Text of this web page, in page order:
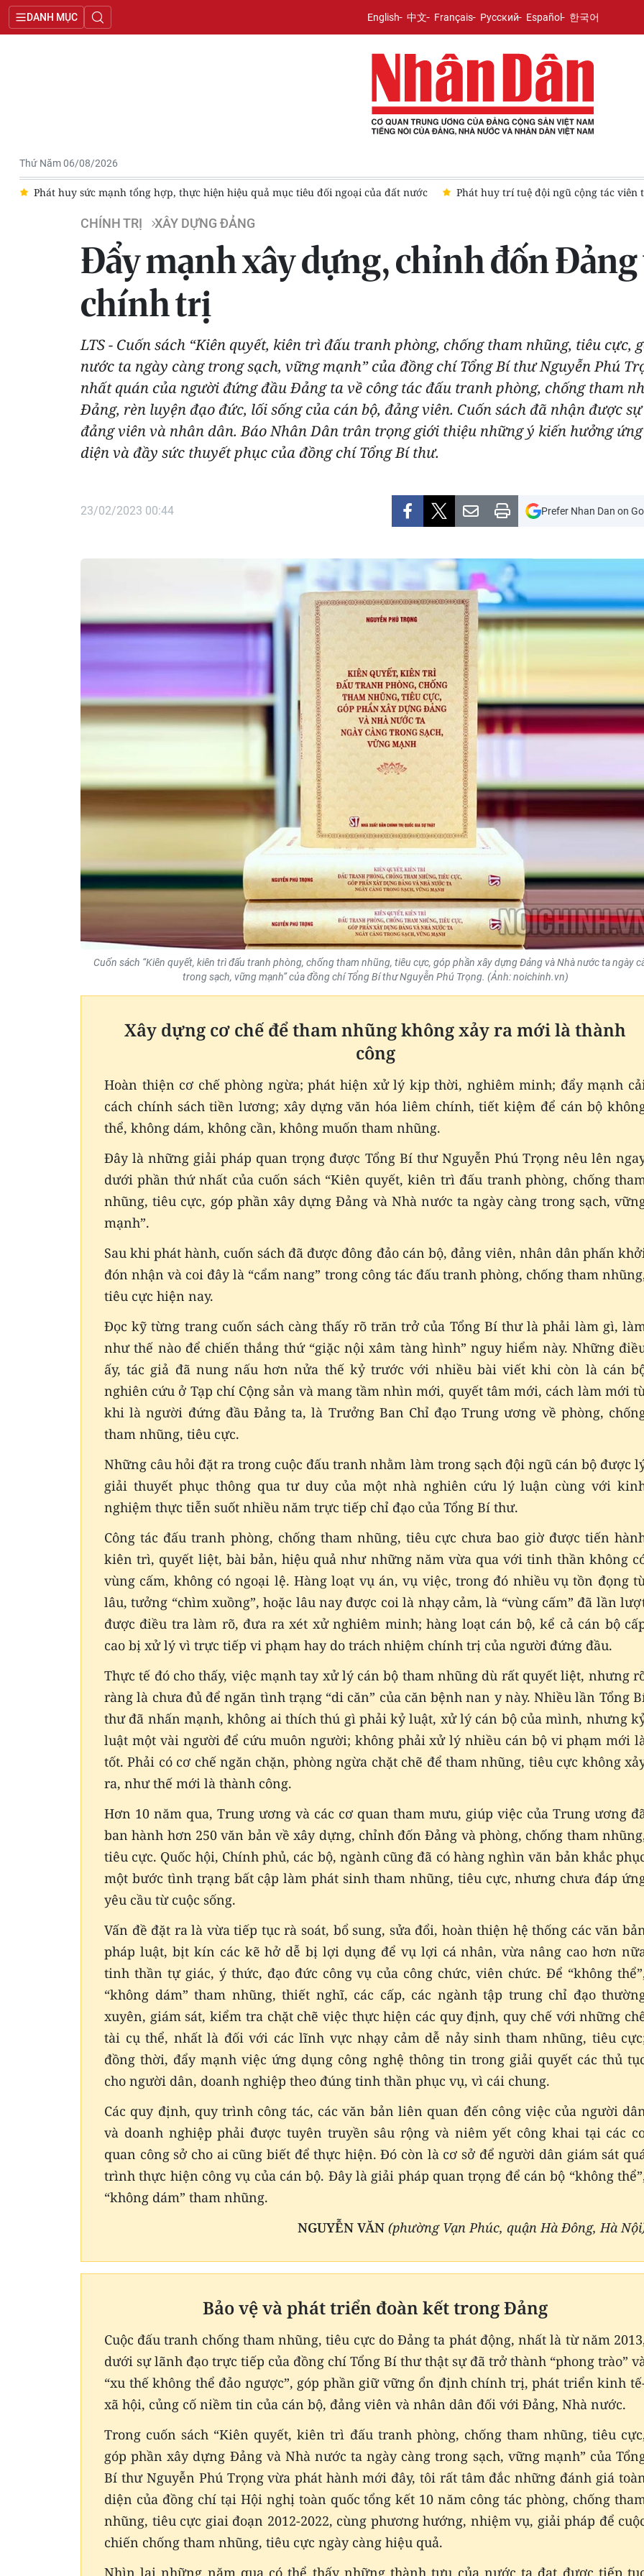
DANH MỤC English 中文 Français Русский Español 한국어
Thứ Năm 06/08/2026
đất nước Phát huy trí tuệ đội ngũ cộng tác viên trong xây dựng Tạp chí Cộng sản Thông báo Kết luận của Tổng Bí
CHÍNH TRỊ XÂY DỰNG ĐẢNG
Đẩy mạnh xây dựng, chỉnh đốn Đảng
chính trị
LTS - Cuốn sách “Kiên quyết, kiên trì đấu tranh phòng, chống tham nhũng, tiêu
nước ta ngày càng trong sạch, vững mạnh” của đồng chí Tổng Bí thư Nguyễn Phú
nhất quán của người đứng đầu Đảng ta về công tác đấu tranh phòng, chống tham
Đảng, rèn luyện đạo đức, lối sống của cán bộ, đảng viên. Cuốn sách đã nhận được
đảng viên và nhân dân. Báo Nhân Dân trân trọng giới thiệu những ý kiến hưởng
diện và đầy sức thuyết phục của đồng chí Tổng Bí thư.
23/02/2023 00:44 Prefer Nhan Dan on
Cuốn sách “Kiên quyết, kiên trì đấu tranh phòng, chống tham nhũng, tiêu cực, góp phần xây dựng Đảng và Nhà nước ta ngày
trong sạch, vững mạnh” của đồng chí Tổng Bí thư Nguyễn Phú Trọng. (Ảnh: noichinh.vn)
Xây dựng cơ chế để tham nhũng không xảy ra mới là thành
công
Hoàn thiện cơ chế phòng ngừa; phát hiện xử lý kịp thời, nghiêm minh; đẩy mạnh
cách chính sách tiền lương; xây dựng văn hóa liêm chính, tiết kiệm để cán bộ
thể, không dám, không cần, không muốn tham nhũng.
Đây là những giải pháp quan trọng được Tổng Bí thư Nguyễn Phú Trọng nêu lên
dưới phần thứ nhất của cuốn sách “Kiên quyết, kiên trì đấu tranh phòng, chống
nhũng, tiêu cực, góp phần xây dựng Đảng và Nhà nước ta ngày càng trong sạch,
mạnh”.
Sau khi phát hành, cuốn sách đã được đông đảo cán bộ, đảng viên, nhân dân phấn
đón nhận và coi đây là “cẩm nang” trong công tác đấu tranh phòng, chống tham
tiêu cực hiện nay.
Đọc kỹ từng trang cuốn sách càng thấy rõ trăn trở của Tổng Bí thư là phải làm gì,
như thế nào để chiến thắng thứ “giặc nội xâm tàng hình” nguy hiểm này. Những
ấy, tác giả đã nung nấu hơn nửa thế kỷ trước với nhiều bài viết khi còn là cán
nghiên cứu ở Tạp chí Cộng sản và mang tầm nhìn mới, quyết tâm mới, cách làm mới
khi là người đứng đầu Đảng ta, là Trưởng Ban Chỉ đạo Trung ương về phòng,
tham nhũng, tiêu cực.
Những câu hỏi đặt ra trong cuộc đấu tranh nhằm làm trong sạch đội ngũ cán bộ được
giải thuyết phục thông qua tư duy của một nhà nghiên cứu lý luận cùng với
nghiệm thực tiễn suốt nhiều năm trực tiếp chỉ đạo của Tổng Bí thư.
Công tác đấu tranh phòng, chống tham nhũng, tiêu cực chưa bao giờ được tiến
kiên trì, quyết liệt, bài bản, hiệu quả như những năm vừa qua với tinh thần không
vùng cấm, không có ngoại lệ. Hàng loạt vụ án, vụ việc, trong đó nhiều vụ tồn đọng
lâu, tưởng “chìm xuồng”, hoặc lâu nay được coi là nhạy cảm, là “vùng cấm” đã lần
được điều tra làm rõ, đưa ra xét xử nghiêm minh; hàng loạt cán bộ, kể cả cán bộ
cao bị xử lý vì trực tiếp vi phạm hay do trách nhiệm chính trị của người đứng đầu.
Thực tế đó cho thấy, việc mạnh tay xử lý cán bộ tham nhũng dù rất quyết liệt, nhưng
ràng là chưa đủ để ngăn tình trạng “di căn” của căn bệnh nan y này. Nhiều lần Tổng
thư đã nhấn mạnh, không ai thích thú gì phải kỷ luật, xử lý cán bộ của mình, nhưng
luật một vài người để cứu muôn người; không phải xử lý nhiều cán bộ vi phạm mới
tốt. Phải có cơ chế ngăn chặn, phòng ngừa chặt chẽ để tham nhũng, tiêu cực không
ra, như thế mới là thành công.
Hơn 10 năm qua, Trung ương và các cơ quan tham mưu, giúp việc của Trung ương
ban hành hơn 250 văn bản về xây dựng, chỉnh đốn Đảng và phòng, chống tham
tiêu cực. Quốc hội, Chính phủ, các bộ, ngành cũng đã có hàng nghìn văn bản khắc
một bước tình trạng bất cập làm phát sinh tham nhũng, tiêu cực, nhưng chưa đáp
yêu cầu từ cuộc sống.
Vấn đề đặt ra là vừa tiếp tục rà soát, bổ sung, sửa đổi, hoàn thiện hệ thống các văn
pháp luật, bịt kín các kẽ hở dễ bị lợi dụng để vụ lợi cá nhân, vừa nâng cao hơn
tinh thần tự giác, ý thức, đạo đức công vụ của công chức, viên chức. Để “không
“không dám” tham nhũng, thiết nghĩ, các cấp, các ngành tập trung chỉ đạo
xuyên, giám sát, kiểm tra chặt chẽ việc thực hiện các quy định, quy chế với những
tài cụ thể, nhất là đối với các lĩnh vực nhạy cảm dễ nảy sinh tham nhũng, tiêu
đồng thời, đẩy mạnh việc ứng dụng công nghệ thông tin trong giải quyết các thủ
cho người dân, doanh nghiệp theo đúng tinh thần phục vụ, vì cái chung.
Các quy định, quy trình công tác, các văn bản liên quan đến công việc của người
và doanh nghiệp phải được tuyên truyền sâu rộng và niêm yết công khai tại các
quan công sở cho ai cũng biết để thực hiện. Đó còn là cơ sở để người dân giám sát
trình thực hiện công vụ của cán bộ. Đây là giải pháp quan trọng để cán bộ “không
“không dám” tham nhũng.
NGUYỄN VĂN (phường Vạn Phúc, quận Hà Đông, Hà
Bảo vệ và phát triển đoàn kết trong Đảng
Cuộc đấu tranh chống tham nhũng, tiêu cực do Đảng ta phát động, nhất là từ năm
dưới sự lãnh đạo trực tiếp của đồng chí Tổng Bí thư thật sự đã trở thành “phong trào”
“xu thế không thể đảo ngược”, góp phần giữ vững ổn định chính trị, phát triển kinh
xã hội, củng cố niềm tin của cán bộ, đảng viên và nhân dân đối với Đảng, Nhà nước.
Trong cuốn sách “Kiên quyết, kiên trì đấu tranh phòng, chống tham nhũng, tiêu
góp phần xây dựng Đảng và Nhà nước ta ngày càng trong sạch, vững mạnh” của
Bí thư Nguyễn Phú Trọng vừa phát hành mới đây, tôi rất tâm đắc những đánh giá
diện của đồng chí tại Hội nghị toàn quốc tổng kết 10 năm công tác phòng, chống
nhũng, tiêu cực giai đoạn 2012-2022, cùng phương hướng, nhiệm vụ, giải pháp để
chiến chống tham nhũng, tiêu cực ngày càng hiệu quả.